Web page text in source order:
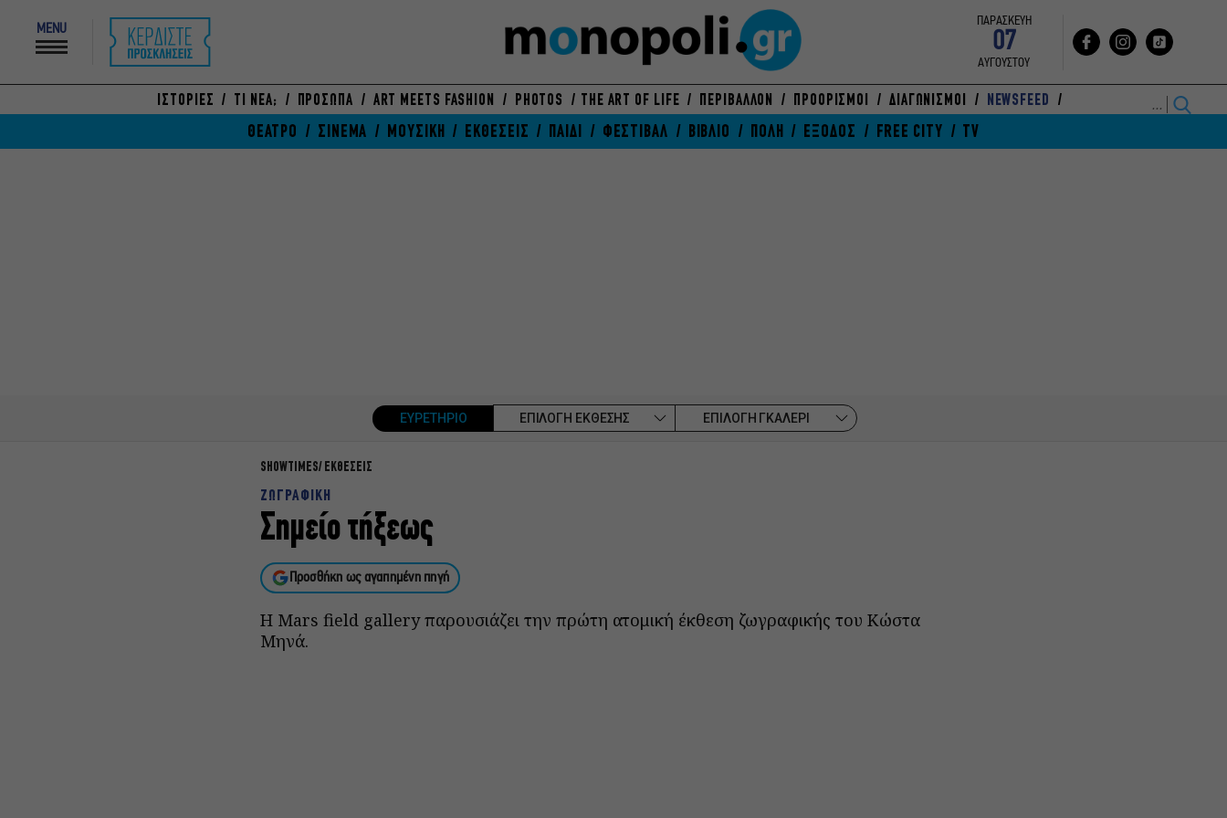
MENU
ΠΑΡΑΣΚΕΥΗ
07
ΑΥΓΟΥΣΤΟΥ
ΙΣΤΟΡΙΕΣ ΤΙ ΝΕΑ; ΠΡΟΣΩΠΑ ART MEETS FASHION PHOTOS THE ART OF LIFE ΠΕΡΙΒΑΛΛΟΝ ΠΡΟΟΡΙΣΜΟΙ ΔΙΑΓΩΝΙΣΜΟΙ NEWSFEED
ΘΕΑΤΡΟ ΣΙΝΕΜΑ ΜΟΥΣΙΚΗ ΕΚΘΕΣΕΙΣ ΠΑΙΔΙ ΦΕΣΤΙΒΑΛ ΒΙΒΛΙΟ ΠΟΛΗ ΕΞΟΔΟΣ FREE CITY TV
ΕΥΡΕΤΗΡΙΟ ΕΠΙΛΟΓΗ ΕΚΘΕΣΗΣ ΕΠΙΛΟΓΗ ΓΚΑΛΕΡΙ
SHOWTIMES ΕΚΘΕΣΕΙΣ
ΖΩΓΡΑΦΙΚΗ
Σημείο τήξεως
Προσθήκη ως αγαπημένη πηγή
Η Mars field gallery παρουσιάζει την πρώτη ατομική έκθεση ζωγραφικής του Κώστα
Μηνά.